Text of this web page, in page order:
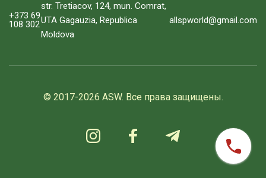
+373 69
108 302
str. Tretiacov, 124, mun. Comrat,
UTA Gagauzia, Republica
Moldova
allspworld@gmail.com
© 2017-2026 ASW. Все права защищены.